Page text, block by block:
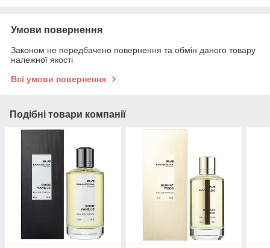
Умови повернення
Законом не передбачено повернення та обмін даного товару
належної якості
Всі умови повернення
Подібні товари компанії